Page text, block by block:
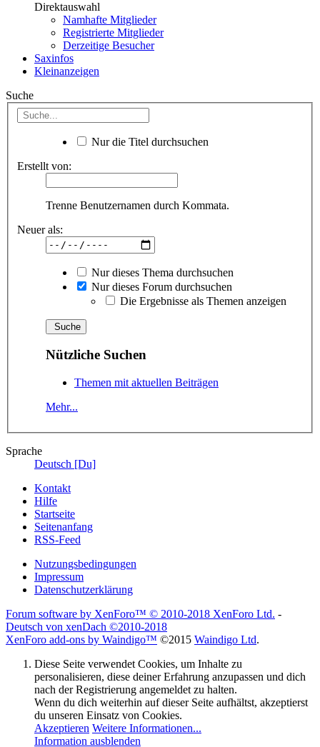
Direktauswahl
Namhafte Mitglieder
Registrierte Mitglieder
Derzeitige Besucher
Saxinfos
Kleinanzeigen
Suche
Nur die Titel durchsuchen
Erstellt von:
Trenne Benutzernamen durch Kommata.
Neuer als:
Nur dieses Thema durchsuchen
Nur dieses Forum durchsuchen
Die Ergebnisse als Themen anzeigen
Nützliche Suchen
Themen mit aktuellen Beiträgen
Mehr...
Sprache
Deutsch [Du]
Kontakt
Hilfe
Startseite
Seitenanfang
RSS-Feed
Nutzungsbedingungen
Impressum
Datenschutzerklärung
Forum software by XenForo™ © 2010-2018 XenForo Ltd. -
Deutsch von xenDach ©2010-2018
XenForo add-ons by Waindigo™ ©2015 Waindigo Ltd.
Diese Seite verwendet Cookies, um Inhalte zu
personalisieren, diese deiner Erfahrung anzupassen und dich
nach der Registrierung angemeldet zu halten.
Wenn du dich weiterhin auf dieser Seite aufhältst, akzeptierst
du unseren Einsatz von Cookies.
Akzeptieren Weitere Informationen...
Information ausblenden